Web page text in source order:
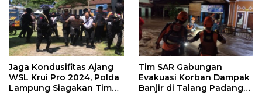
Jaga Kondusifitas Ajang
WSL Krui Pro 2024, Polda
Lampung Siagakan Tim
Tim SAR Gabungan
Evakuasi Korban Dampak
Banjir di Talang Padang